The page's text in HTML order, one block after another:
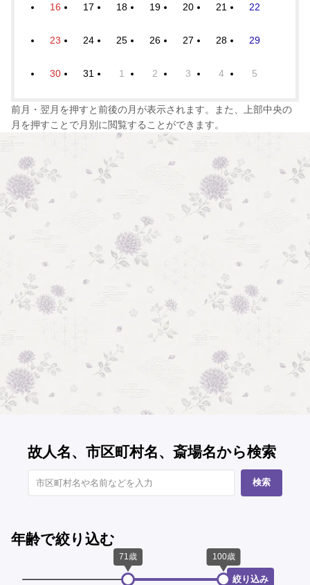
16 17 18 19 20 21 22
23 24 25 26 27 28 29
30 31 1 2 3 4 5
前月・翌月を押すと前後の月が表示されます。また、上部中央の
月を押すことで月別に閲覧することができます。
故人名、市区町村名、斎場名から検索
検索
年齢で絞り込む
絞り込み